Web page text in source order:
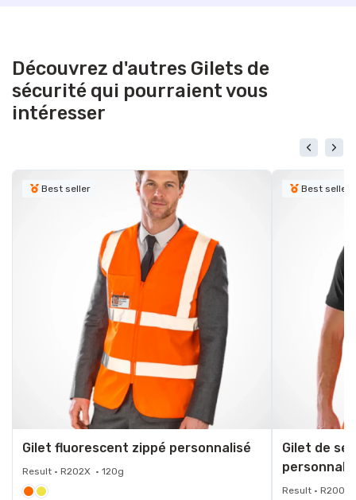
Découvrez d'autres Gilets de
sécurité qui pourraient vous
intéresser
Best seller
Gilet fluorescent zippé personnalisé
Result • R202X • 120g
Best seller
Gilet de
Result • R200X